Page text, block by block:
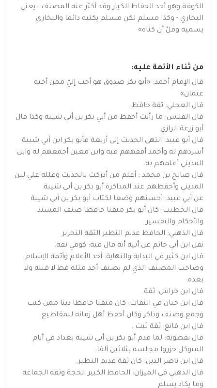
الكوفة وهو أحد الحفاظ الكبار وقد أكثر عنه المصنف - يعني
البخاري - وكذا مسلم لكن مسلم يكنيه دائما والبخاري
يسميه وقلّ أن كناه»
من ثناء الأئمة عليه:
قال الإمام أحمد: «أبو بكر صدوق هو أحب إليّ ممن أخيه
عثمان»
قال العجلي: ثقة حافظ.
قال الفلاس: ما رأيت أحفظ من أبي بكر بن أبي شيبة وكذا قال
أبو زرعة الرازي
قال أبو عبيد: انتهى الحديث إلى أربعة فأبو بكر ابن أبي شيبة
أسردهم له وأحمد أفقههم فيه وابن معين أجمعهم له وابن
المديني أعلمهم به.
قال صالح بن محمد : أعلم من أدركت بالحديث وعلله علي لين
المديني وأحفظهم عند المذاكرة أبو بكر بن أبي شيبة.
عن أبي عبيد: أحسنهم وضعا لكتاب أبو بكر بن أبي شيبة
قال الخطيب: كان أبو بكر متقنا حافظا صنف المسند
والأحكام والتفسير.
قال الذهبي: الحافظ عديم النظير الثقة النحرير
نقل ابن أبي حاتم عن أبيه أنه قال فيه: كوفي ثقة.
قال ابن كثير في البداية والنهاية: أحد الأعلام وأئمة الإسلام
وصاحب المصنف الذي لم يصنف أحد مثله قط لا قبله ولا
بعده.
قال ابن خراش: ثقة.
قال ابن حبان في الثقات: كان متقنا حافظا دينا ممن كتب
وجمع وصنف وذاكر وكان أحفظ أهل زمانه للمقاطيع.
قال ابن قانع: ثقة ثبت .
قال نفطويه: لما قدم أبو بكر بن أبي شيبة بغداد في أيام
المتوكل حزروا مجلسه بثلاثين ألفا.
قال ابن ناصر الدين: كان ثقة عديم النظير.
قال الذهبي في الميزان: الحافظ الكبير الحجة وثقه الجماعة
وما يكاد يسلم